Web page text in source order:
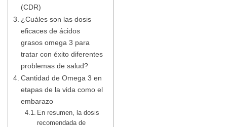
(CDR)
¿Cuáles son las dosis
eficaces de ácidos
grasos omega 3 para
tratar con éxito diferentes
problemas de salud?
Cantidad de Omega 3 en
etapas de la vida como el
embarazo
En resumen, la dosis
recomendada de